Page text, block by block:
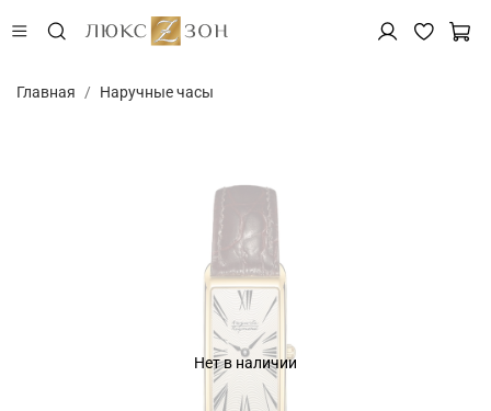
Главная Наручные часы
Нет в наличии